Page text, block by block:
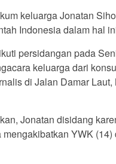
keluarga Jonatan
Indonesia dalam hal
persidangan pada
keluarga dari
di Jalan Damar
Jonatan disidang
YWK